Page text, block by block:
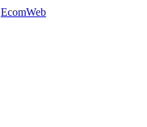
EcomWeb